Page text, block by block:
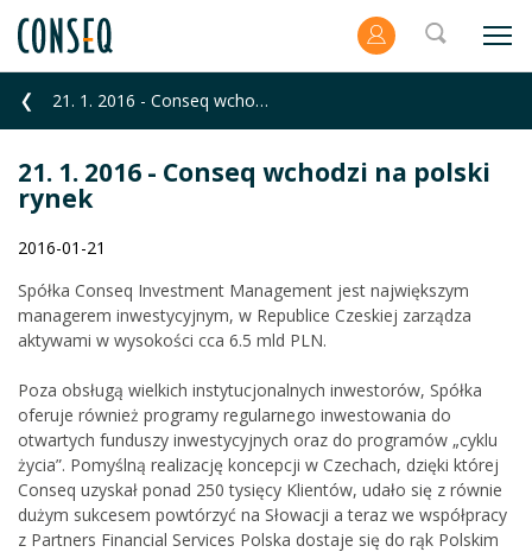
21. 1. 2016 - Conseq wchodzi na polski rynek
21. 1. 2016 - Conseq wchodzi na polski
rynek
2016-01-21
Spółka Conseq Investment Management jest największym
managerem inwestycyjnym, w Republice Czeskiej zarządza
aktywami w wysokości cca 6.5 mld PLN.
Poza obsługą wielkich instytucjonalnych inwestorów, Spółka
oferuje również programy regularnego inwestowania do
otwartych funduszy inwestycyjnych oraz do programów „cyklu
życia”. Pomyślną realizację koncepcji w Czechach, dzięki której
Conseq uzyskał ponad 250 tysięcy Klientów, udało się z równie
dużym sukcesem powtórzyć na Słowacji a teraz we współpracy
z Partners Financial Services Polska dostaje się do rąk Polskim